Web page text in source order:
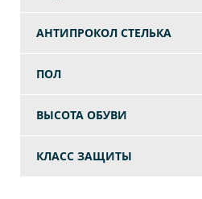
АНТИПРОКОЛ СТЕЛЬКА
ПОЛ
ВЫСОТА ОБУВИ
КЛАСС ЗАЩИТЫ